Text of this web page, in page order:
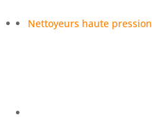
Nettoyeurs haute pression